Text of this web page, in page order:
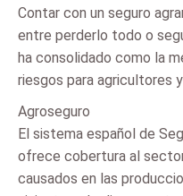
Contar con un seguro
entre perderlo todo o
ha consolidado como la
riesgos para agricultores
Agroseguro
El sistema español de
ofrece cobertura al
causados en las